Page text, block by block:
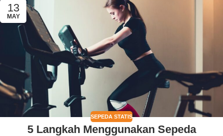
13
MAY
SEPEDA STATIS
5 Langkah Menggunakan Sepeda